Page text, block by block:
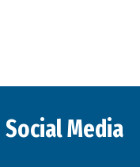
Social Media